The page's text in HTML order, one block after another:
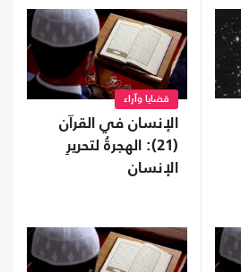
قضايا وآراء
الإنسان في القرآن
(21): الهجرةُ لتحريرِ
الإنسان